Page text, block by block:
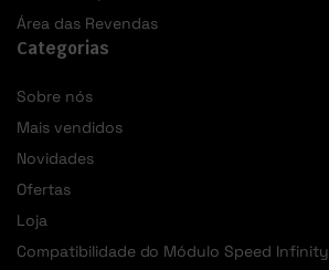
Área das Revendas
Categorias
Sobre nós
Mais vendidos
Novidades
Ofertas
Loja
Compatibilidade do Módulo Speed Infinity